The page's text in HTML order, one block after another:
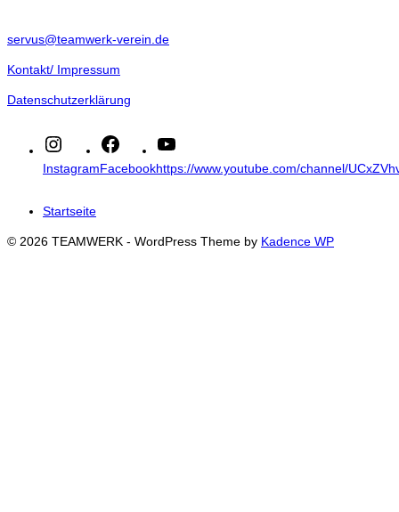
servus@teamwerk-verein.de
Kontakt/ Impressum
Datenschutzerklärung
InstagramFacebookhttps://www.youtube.com/channel/
Startseite
© 2026 TEAMWERK - WordPress Theme by Kadence WP